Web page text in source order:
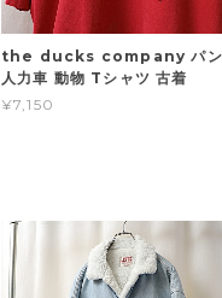
the ducks company パン
人力車 動物 Tシャツ 古着
¥7,150